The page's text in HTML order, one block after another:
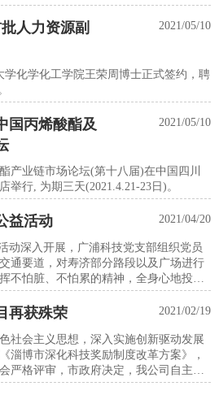
人力资源副
2021/05/10
学化学化工学院王荣周博士正式签约，聘
国丙烯酸酯及
2021/05/10
产业链市场论坛(第十八届)在中国四川
举行, 为期三天(2021.4.21-23日)。
益活动 2021/04/20
动深入开展，广浦科技党支部组织党员
通要道，对寿济部分路段以及广场进行
不怕脏、不怕累的精神，全身心地投入
再获殊荣 2021/02/19
社会主义思想，深入实施创新驱动发展
淄博市深化科技奖励制度改革方案》，
严格评审，市政府决定，我公司自主研
关键技术创新与应用》项目荣获2020年